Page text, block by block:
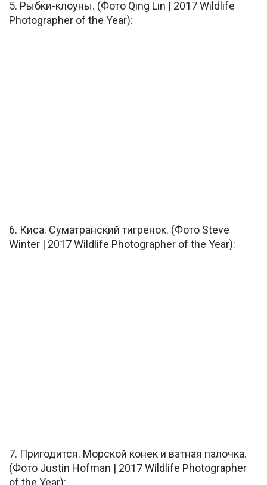
5. Рыбки-клоуны. (Фото Qing Lin | 2017 Wildlife
Photographer of the Year):
6. Киса. Суматранский тигренок. (Фото Steve
Winter | 2017 Wildlife Photographer of the Year):
7. Пригодится. Морской конек и ватная палочка.
(Фото Justin Hofman | 2017 Wildlife Photographer
of the Year):